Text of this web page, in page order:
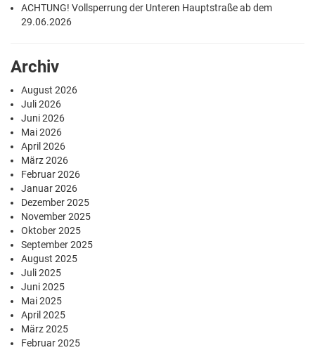
ACHTUNG! Vollsperrung der Unteren Hauptstraße ab dem
29.06.2026
Archiv
August 2026
Juli 2026
Juni 2026
Mai 2026
April 2026
März 2026
Februar 2026
Januar 2026
Dezember 2025
November 2025
Oktober 2025
September 2025
August 2025
Juli 2025
Juni 2025
Mai 2025
April 2025
März 2025
Februar 2025